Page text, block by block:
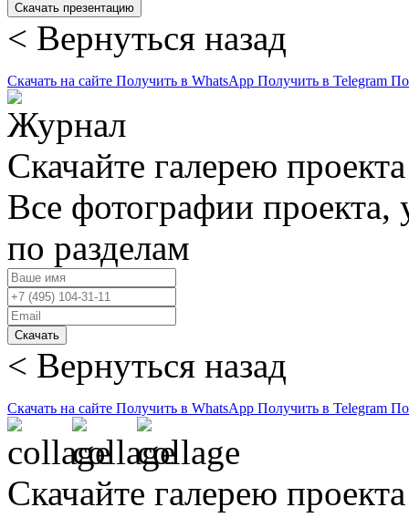
Скачать презентацию
< Вернуться назад
Скачать на сайте Получить в WhatsApp Получить в Telegram
Скачайте галерею
Все фотографии проекта,
по разделам
Скачать
< Вернуться назад
Скачать на сайте Получить в WhatsApp Получить в Telegram
Скачайте галерею